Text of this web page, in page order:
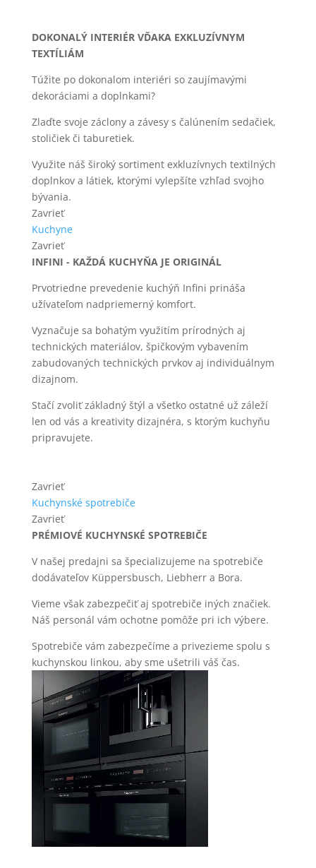
DOKONALÝ INTERIÉR VĎAKA EXKLUZÍVNYM
TEXTÍLIÁM
Túžite po dokonalom interiéri so zaujímavými
dekoráciami a doplnkami?
Zlaďte svoje záclony a závesy s čalúnením sedačiek,
stoličiek či taburetiek.
Využite náš široký sortiment exkluzívnych textilných
doplnkov a látiek, ktorými vylepšíte vzhľad svojho
bývania.
Zavrieť
Kuchyne
Zavrieť
INFINI - KAŽDÁ KUCHYŇA JE ORIGINÁL
Prvotriedne prevedenie kuchýň Infini prináša
užívateľom nadpriemerný komfort.
Vyznačuje sa bohatým využitím prírodných aj
technických materiálov, špičkovým vybavením
zabudovaných technických prvkov aj individuálnym
dizajnom.
Stačí zvoliť základný štýl a všetko ostatné už záleží
len od vás a kreativity dizajnéra, s ktorým kuchyňu
pripravujete.
Zavrieť
Kuchynské spotrebiče
Zavrieť
PRÉMIOVÉ KUCHYNSKÉ SPOTREBIČE
V našej predajni sa špecializujeme na spotrebiče
dodávateľov Küppersbusch, Liebherr a Bora.
Vieme však zabezpečiť aj spotrebiče iných značiek.
Náš personál vám ochotne pomôže pri ich výbere.
Spotrebiče vám zabezpečíme a privezieme spolu s
kuchynskou linkou, aby sme ušetrili váš čas.